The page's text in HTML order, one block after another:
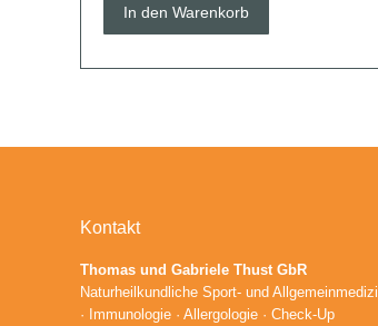
In den Warenkorb
Kontakt
Thomas und Gabriele Thust GbR
Naturheilkundliche Sport- und
· Immunologie · Allergologie · Check-Up